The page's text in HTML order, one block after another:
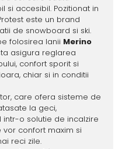
si accesibil. Pozitionat in
este un brand
de snowboard si ski.
folosirea lanii Merino
asigura reglarea
confort sporit si
chiar si in conditii
care ofera sisteme de
la geci,
o solutie de incalzire
confort maxim si
reci zile.